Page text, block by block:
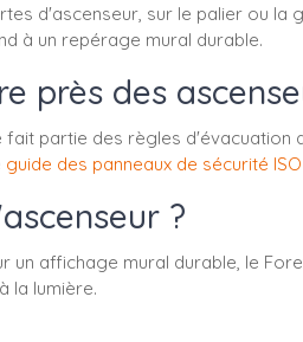
d'ascenseur, sur le palier ou la
à un repérage mural durable.
près des
partie des règles
guide des panneaux de sécurité ISO
?
un affichage mural durable, le
la lumière.